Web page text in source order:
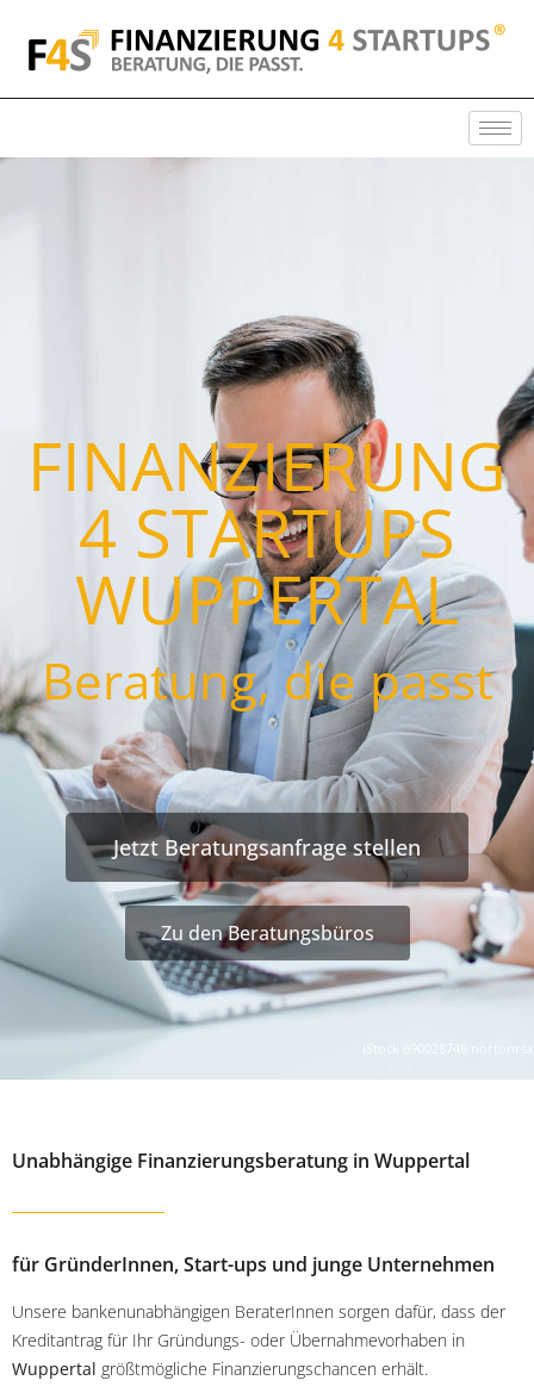
FINANZIERUNG
4 STARTUPS
WUPPERTAL
Beratung, die passt
Jetzt Beratungsanfrage stellen
Zu den Beratungsbüros
iStock 690028746 nortonrsx
Unabhängige Finanzierungsberatung in Wuppertal
für GründerInnen, Start-ups und junge Unternehmen
Unsere bankenunabhängigen BeraterInnen sorgen dafür, dass der
Kreditantrag für Ihr Gründungs- oder Übernahmevorhaben in
Wuppertal größtmögliche Finanzierungschancen erhält.